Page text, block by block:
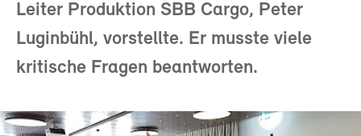
Leiter Produktion SBB Cargo, Peter
Luginbühl, vorstellte. Er musste viele
kritische Fragen beantworten.